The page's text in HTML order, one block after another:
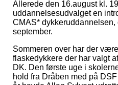
Allerede den 16.august kl.
uddannelsesudvalget en
CMAS* dykkeruddannelsen,
september.
Sommeren over har der
flaskedykkere der har valgt
DK. Den første uge i
hold fra Dråben med på